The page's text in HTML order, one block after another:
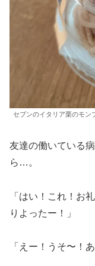
セブンのイタリア栗のモン
友達の働いている
ら…。
「はい！これ！お
りよったー！」
「えー！うそ〜！